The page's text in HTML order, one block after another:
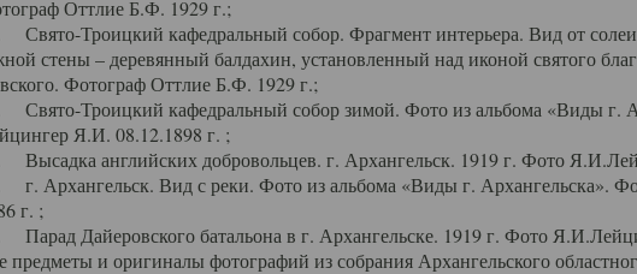
Оттлие Б.Ф. 1929 г.;
Свято-Троицкий кафедральный собор. Фрагмент интерьера. Вид от
стены – деревянный балдахин, установленный над иконой святого
Фотограф Оттлие Б.Ф. 1929 г.;
Свято-Троицкий кафедральный собор зимой. Фото из альбома «Виды г.
Я.И. 08.12.1898 г. ;
Высадка английских добровольцев. г. Архангельск. 1919 г. Фото
г. Архангельск. Вид с реки. Фото из альбома «Виды г. Архангельска».
г. ;
Парад Дайеровского батальона в г. Архангельске. 1919 г. Фото
предметы и оригиналы фотографий из собрания Архангельского